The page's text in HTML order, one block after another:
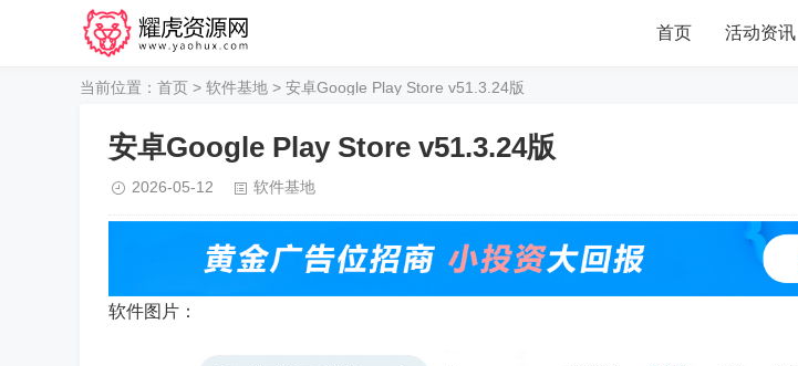
首页 活动资讯
当前位置： 首页 > 软件基地 > 安卓Google Play Store v51.3.24版
安卓Google Play Store v51.3.24版
2026-05-12 软件基地
软件图片：